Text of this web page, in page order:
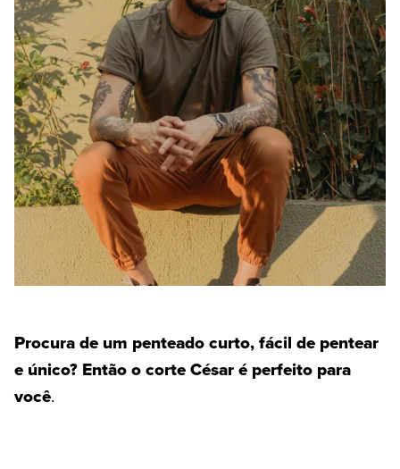
Procura de um penteado curto, fácil de pentear
e único? Então o corte César é perfeito para
você.